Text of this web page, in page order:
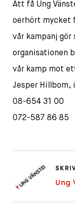
Att få Ung
oerhört mycket
vår kampanj gör
organisationen
vår kamp mot
Jesper Hillbom,
08-654 31 00
072-587 86 85
Ung